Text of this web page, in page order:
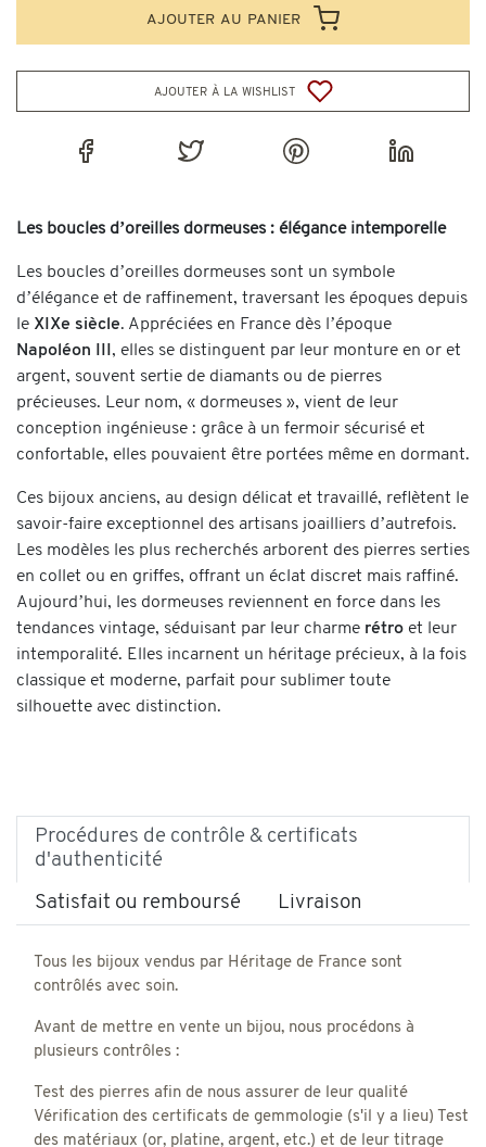
ajouter au panier
ajouter à la wishlist
Les boucles d’oreilles dormeuses : élégance intemporelle
Les boucles d’oreilles dormeuses sont un symbole
d’élégance et de raffinement, traversant les époques depuis
le XIXe siècle. Appréciées en France dès l’époque
Napoléon III , elles se distinguent par leur monture en or et
argent, souvent sertie de diamants ou de pierres
précieuses. Leur nom, « dormeuses », vient de leur
conception ingénieuse : grâce à un fermoir sécurisé et
confortable, elles pouvaient être portées même en dormant.
Ces bijoux anciens, au design délicat et travaillé, reflètent le
savoir-faire exceptionnel des artisans joailliers d’autrefois.
Les modèles les plus recherchés arborent des pierres serties
en collet ou en griffes, offrant un éclat discret mais raffiné.
Aujourd’hui, les dormeuses reviennent en force dans les
tendances vintage, séduisant par leur charme rétro et leur
intemporalité. Elles incarnent un héritage précieux, à la fois
classique et moderne, parfait pour sublimer toute
silhouette avec distinction.
Procédures de contrôle & certificats
d'authenticité
Satisfait ou remboursé Livraison
Tous les bijoux vendus par Héritage de France sont
contrôlés avec soin.
Avant de mettre en vente un bijou, nous procédons à
plusieurs contrôles :
Test des pierres afin de nous assurer de leur qualité
Vérification des certificats de gemmologie (s'il y a lieu) Test
des matériaux (or, platine, argent, etc.) et de leur titrage